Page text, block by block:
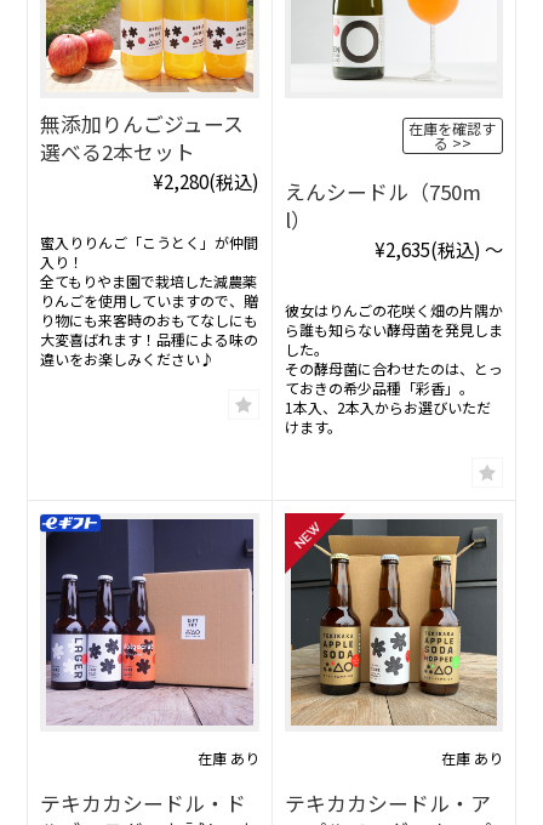
無添加りんごジュース
選べる2本セット
¥2,280(税込)
蜜入りりんご「こうとく」が仲間
入り！
全てもりやま園で栽培した減農薬
りんごを使用していますので、贈
り物にも来客時のおもてなしにも
大変喜ばれます！品種による味の
違いをお楽しみください♪
在庫を確認す
る
えんシードル（750m
l）
¥2,635(税込) ～
彼女はりんごの花咲く畑の片隅か
ら誰も知らない酵母菌を発見しま
した。
その酵母菌に合わせたのは、とっ
ておきの希少品種「彩香」。
1本入、2本入からお選びいただ
けます。
在庫 あり
テキカカシードル・ド
在庫 あり
テキカカシードル・ア